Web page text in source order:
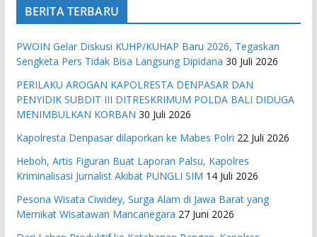
BERITA TERBARU
PWOIN Gelar Diskusi KUHP/KUHAP Baru 2026, Tegaskan
Sengketa Pers Tidak Bisa Langsung Dipidana 30 Juli 2026
PERILAKU AROGAN KAPOLRESTA DENPASAR DAN
PENYIDIK SUBDIT III DITRESKRIMUM POLDA BALI DIDUGA
MENIMBULKAN KORBAN 30 Juli 2026
Kapolresta Denpasar dilaporkan ke Mabes Polri 22 Juli 2026
Heboh, Artis Figuran Buat Laporan Palsu, Kapolres
Kriminalisasi Jurnalist Akibat PUNGLI SIM 14 Juli 2026
Pesona Wisata Ciwidey, Surga Alam di Jawa Barat yang
Memikat Wisatawan Mancanegara 27 Juni 2026